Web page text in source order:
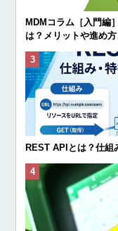
MDMコラム［入門編
は？メリットや進め
REST APIとは？仕組